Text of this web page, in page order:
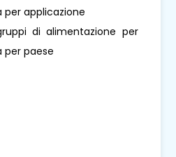
per applicazione
di alimentazione per
per paese